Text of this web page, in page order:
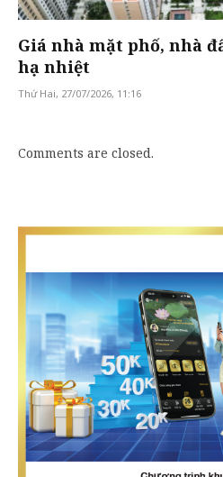
Giá nhà mặt phố, nhà
hạ nhiệt
Thứ Hai, 27/07/2026, 11:16
Comments are closed.